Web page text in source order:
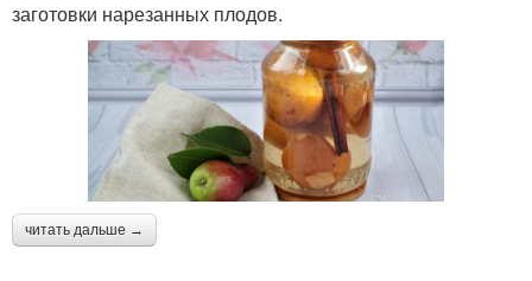
Повидло из груш Ассорти с грушами
Компоты из груш Пюре из груш
заготовки нарезанных плодов.
читать дальше →